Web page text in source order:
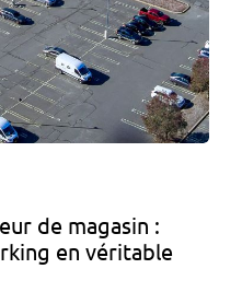
de magasin :
en véritable